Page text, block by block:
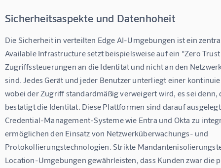
Sicherheitsaspekte und Datenhoheit
Die Sicherheit in verteilten Edge AI-Umgebungen ist ein
Available Infrastructure setzt beispielsweise auf ein "Zero
Zugriffssteuerungen an die Identität und nicht an den
sind. Jedes Gerät und jeder Benutzer unterliegt einer
wobei der Zugriff standardmäßig verweigert wird, es sei
bestätigt die Identität. Diese Plattformen sind darauf
Credential-Management-Systeme wie Entra und Okta zu
ermöglichen den Einsatz von Netzwerküberwachungs- und
Protokollierungstechnologien. Strikte
Location-Umgebungen gewährleisten, dass Kunden zwar die